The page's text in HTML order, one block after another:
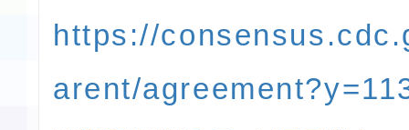
https://
arent/